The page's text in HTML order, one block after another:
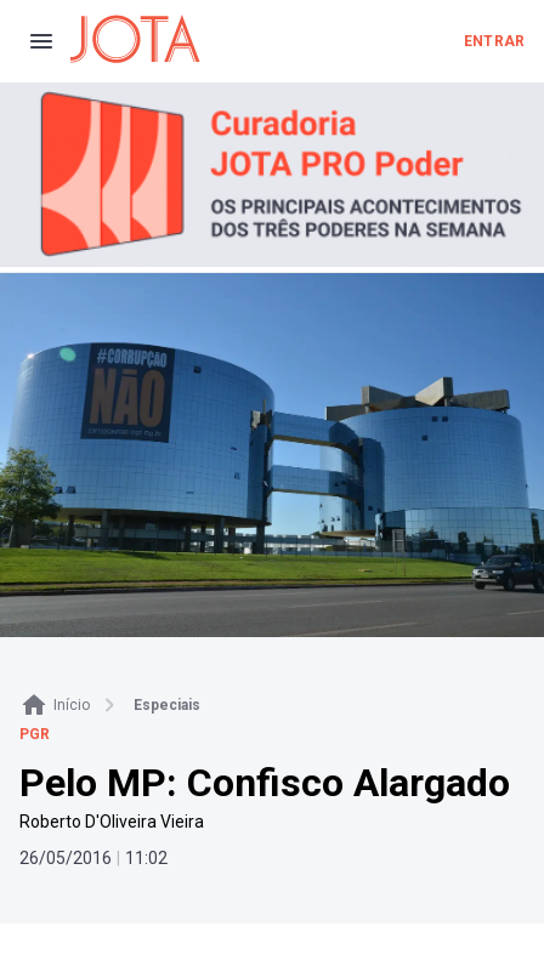
ENTRAR
Início
Especiais
PGR
Pelo MP: Confisco Alargado
Roberto D'Oliveira Vieira
26/05/2016 11 :02